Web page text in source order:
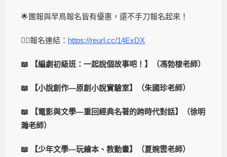
🌟團報與早鳥報名皆有優惠，還不手刀報名起來！
👉🏻報名連結： https://reurl.cc/14ExDX
📖 【編劇初級班：一起說個故事吧！】（馮勃棣老師）
📖 【小說創作—原創小說實驗室】（朱國珍老師）
📖 【電影與文學—重回經典名著的跨時代對話】（徐明
瀚老師）
📖 【少年文學—玩繪本、教動畫】（夏婉雲老師）